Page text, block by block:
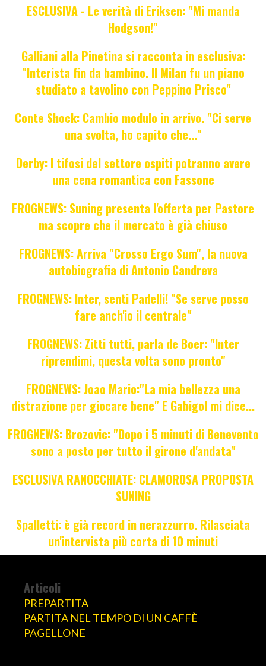
ESCLUSIVA - Le verità di Eriksen: "Mi manda
Hodgson!"
Galliani alla Pinetina si racconta in esclusiva:
"Interista fin da bambino. Il Milan fu un piano
studiato a tavolino con Peppino Prisco"
Conte Shock: Cambio modulo in arrivo. "Ci serve
una svolta, ho capito che..."
Derby: I tifosi del settore ospiti potranno avere
una cena romantica con Fassone
FROGNEWS: Suning presenta l'offerta per Pastore
ma scopre che il mercato è già chiuso
FROGNEWS: Arriva "Crosso Ergo Sum", la nuova
autobiografia di Antonio Candreva
FROGNEWS: Inter, senti Padelli! "Se serve posso
fare anch'io il centrale"
FROGNEWS: Zitti tutti, parla de Boer: "Inter
riprendimi, questa volta sono pronto"
FROGNEWS: Joao Mario:"La mia bellezza una
distrazione per giocare bene" E Gabigol mi dice...
FROGNEWS: Brozovic: "Dopo i 5 minuti di Benevento
sono a posto per tutto il girone d'andata"
ESCLUSIVA RANOCCHIATE: CLAMOROSA PROPOSTA
SUNING
Spalletti: è già record in nerazzurro. Rilasciata
un'intervista più corta di 10 minuti
Articoli
PREPARTITA
PARTITA NEL TEMPO DI UN CAFFÈ
PAGELLONE